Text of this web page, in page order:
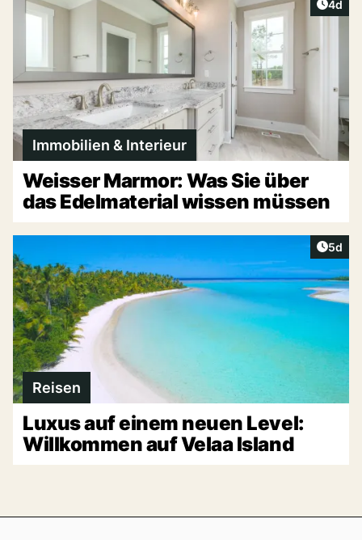
4d
Immobilien & Interieur
Weisser Marmor: Was Sie über
das Edelmaterial wissen müssen
5d
Reisen
Luxus auf einem neuen Level:
Willkommen auf Velaa Island